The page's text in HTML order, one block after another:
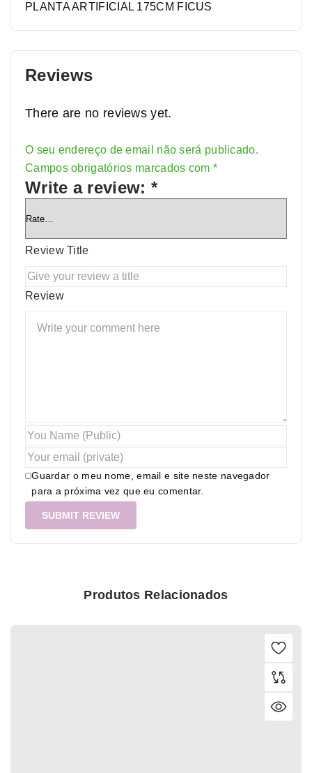
PLANTA ARTIFICIAL 175CM FICUS
Reviews
There are no reviews yet.
O seu endereço de email não será publicado.
Campos obrigatórios marcados com *
Write a review: *
Review Title
Review
Guardar o meu nome, email e site neste navegador
para a próxima vez que eu comentar.
Alternative:
Produtos Relacionados